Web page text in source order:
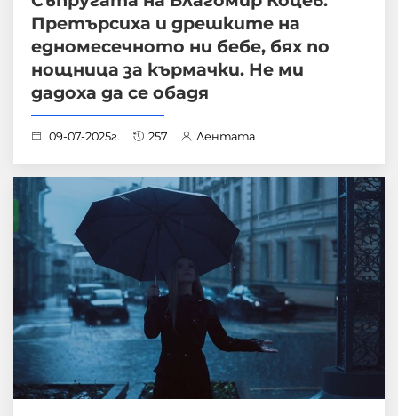
Претърсиха и дрешките на
едномесечното ни бебе, бях по
нощница за кърмачки. Не ми
дадоха да се обадя
09-07-2025г. 257 Лентата